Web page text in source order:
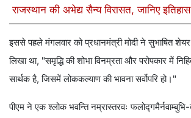
राजस्थान की अभेद्य सैन्य विरासत, जानिए
इससे पहले मंगलवार को प्रधानमंत्री मोदी ने सुभाषित
लिखा था, "समृद्धि की शोभा विनम्रता और परोपकार में
सार्थक है, जिसमें लोककल्याण की भावना सर्वोपरि हो।"
पीएम ने एक श्लोक भवन्ति नम्रास्तरवः फलोद्गमैर्नवाम्बुभि-